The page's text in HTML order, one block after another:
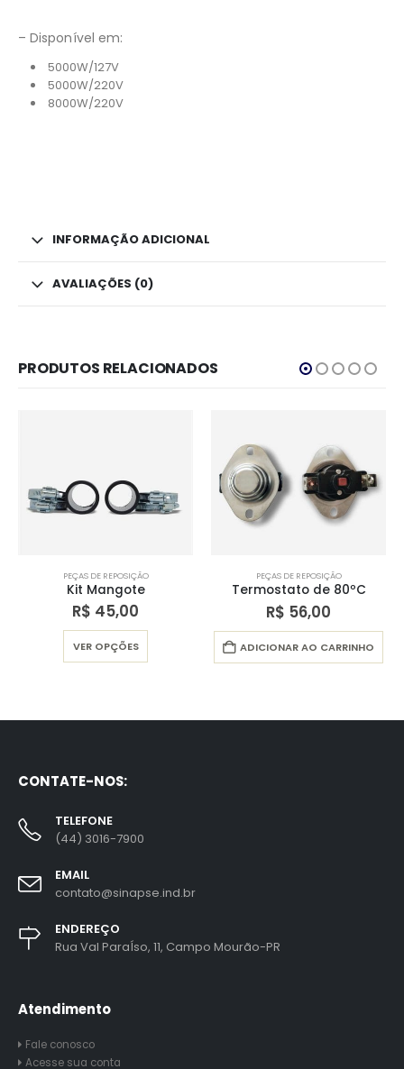
– Disponível em:
5000W/127V
5000W/220V
8000W/220V
INFORMAÇÃO ADICIONAL
AVALIAÇÕES (0)
PRODUTOS RELACIONADOS
PEÇAS DE REPOSIÇÃO
Termostato de 80ºC
R$ 56,00
ADICIONAR AO CARRINHO
PEÇAS DE REPOSIÇÃO
R$154,00
Este produto tem várias variantes. As opções podem ser escolhidas na página do produto
TELEFONE
(44) 3016-7900
EMAIL
contato@sinapse.ind.br
ENDEREÇO
Atendimento